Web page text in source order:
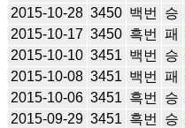
2015-10-28 3450 백번 승
2015-10-17 3450 흑번 패
2015-10-10 3451 백번 승
2015-10-08 3451 백번 패
2015-10-06 3451 흑번 승
2015-09-29 3451 흑번 승